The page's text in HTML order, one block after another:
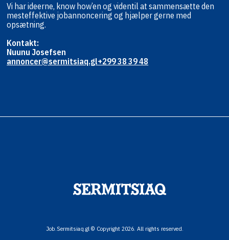
Vi har ideerne, know how’en og videntil at sammensætte den
mesteffektive jobannoncering og hjælpergerne med
opsætning.
Kontakt:
Nuunu Josefsen
annoncer@sermitsiaq.gl+299 38 39 48
Job.Sermitsiaq.gl © Copyright 2026. All rights reserved.